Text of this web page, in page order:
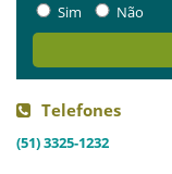
Sim
Não
Telefones
(51) 3325-1232